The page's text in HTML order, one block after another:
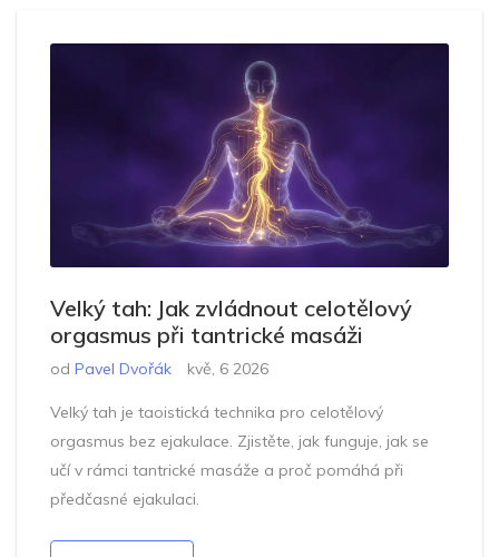
Velký tah: Jak zvládnout celotělový
orgasmus při tantrické masáži
od Pavel Dvořák kvě, 6 2026
Velký tah je taoistická technika pro celotělový
orgasmus bez ejakulace. Zjistěte, jak funguje, jak se
učí v rámci tantrické masáže a proč pomáhá při
předčasné ejakulaci.